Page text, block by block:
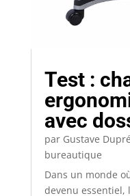
Test :
avec
par Gustave Dupré
bureautique
Dans un monde
devenu essentiel,